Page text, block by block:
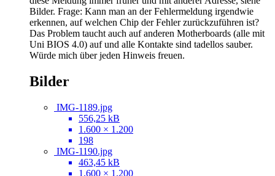
Bilder. Frage: Kann man an der Fehlermeldung irgendwie
erkennen, auf welchen Chip der Fehler zurückzuführen ist?
Das Problem taucht auch auf anderen Motherboards (alle mit
Uni BIOS 4.0) auf und alle Kontakte sind tadellos sauber.
Würde mich über jeden Hinweis freuen.
Bilder
IMG-1189.jpg
556,25 kB
1.600 × 1.200
198
IMG-1190.jpg
463,45 kB
1.600 × 1.200